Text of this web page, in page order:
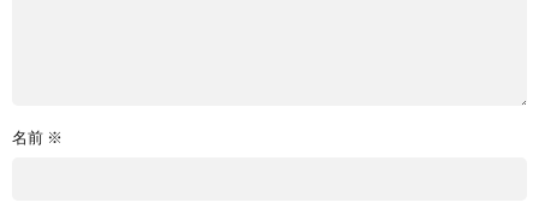
名前 ※